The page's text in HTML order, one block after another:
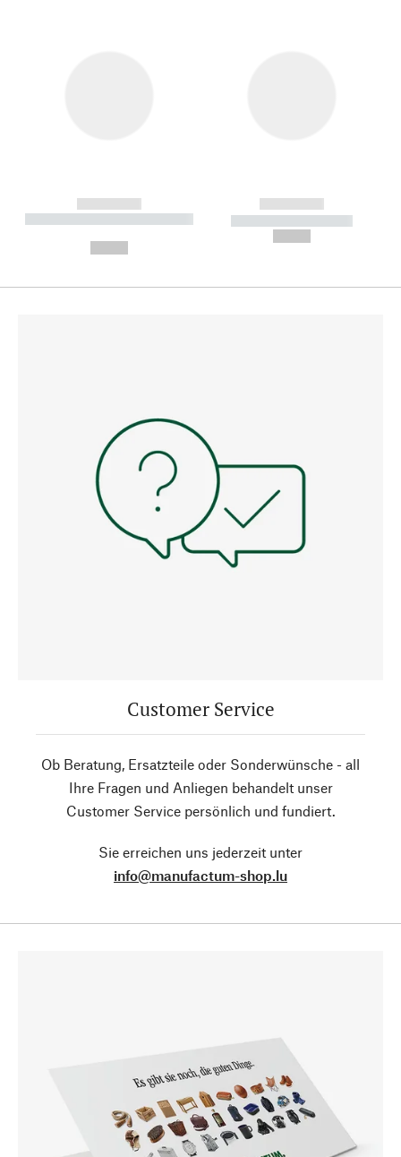
------------
----------- ----------- --------
------------
----------- -----------
Customer Service
Ob Beratung, Ersatzteile oder Sonderwünsche - all
Ihre Fragen und Anliegen behandelt unser
Customer Service persönlich und fundiert.
Sie erreichen uns jederzeit unter
info@manufactum-shop.lu